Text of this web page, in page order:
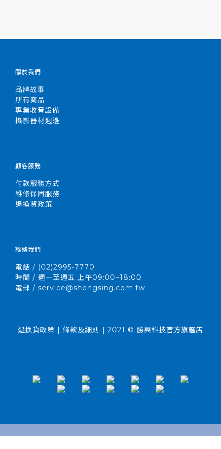
關於我們
品牌故事
所有商品
專業收音設備
攝影器材週邊
顧客服務
付款服務方式
維修保固服務
退換貨政策
聯絡我們
電話 / (02)2995-7770
時間 / 週一至週五 上午09:00~18:00
電郵 / service@shengsing.com.tw
退換貨政策 | 條款及細則 | 2021 © 勝興科技官方旗艦店